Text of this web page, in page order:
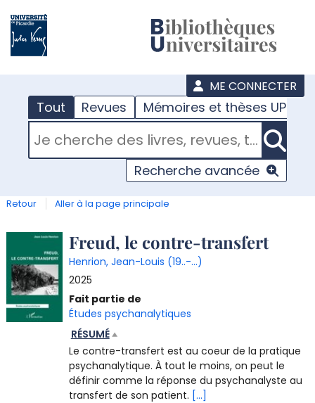
ME CONNECTER
Tout Revues Mémoires et thèses UPJV
RECHERCHER DANS "TOUT"
Recherche avancée
Retour Aller à la page principale
Détail
document
Freud, le contre-transfert
Henrion, Jean-Louis (19..-...)
2025
Fait partie de
Études psychanalytiques
RÉSUMÉ
Le contre-transfert est au coeur de la pratique
psychanalytique. À tout le moins, on peut le
définir comme la réponse du psychanalyste au
transfert de son patient. [...]